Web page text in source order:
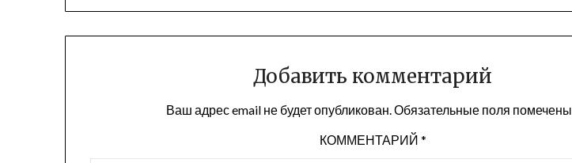
Добавить комментарий
Ваш адрес email не будет опубликован.Обязательные поля помечены
КОММЕНТАРИЙ *